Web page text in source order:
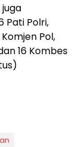
Pati Polri,
Pol,
16 Kombes